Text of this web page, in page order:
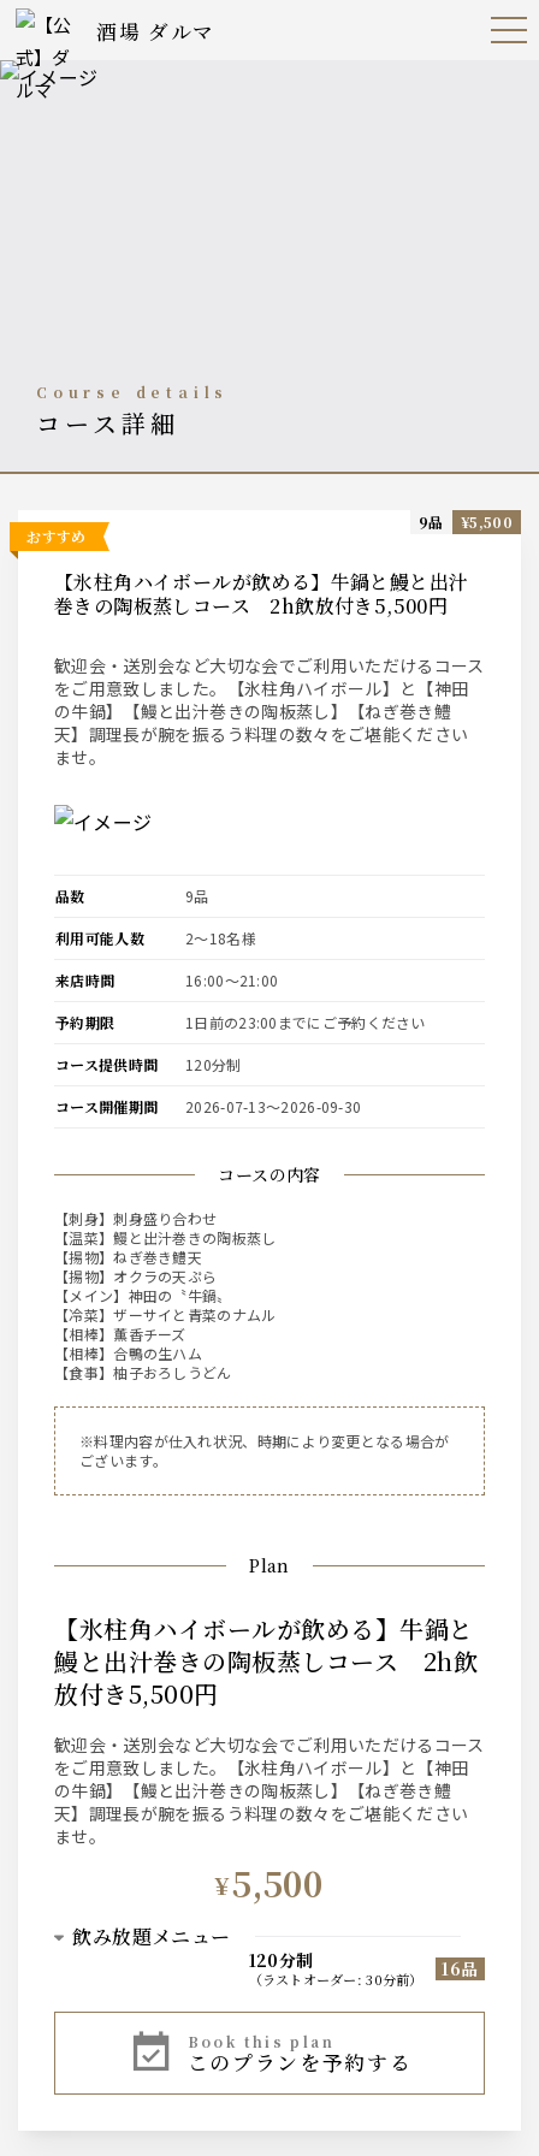
酒場 ダルマ Open
Navig
course details
コース詳細
おすすめ
【氷柱角ハイボールが飲める】牛鍋と鰻と出汁
巻きの陶板蒸しコース 2h飲放付き5,500円
歓迎会・送別会など大切な会でご利用いただけるコース
をご用意致しました。【氷柱角ハイボール】と【神田
の牛鍋】【鰻と出汁巻きの陶板蒸し】【ねぎ巻き鱧
天】調理長が腕を振るう料理の数々をご堪能ください
ませ。
9品 ¥5,500
コースの内容
【刺身】刺身盛り合わせ
【温菜】鰻と出汁巻きの陶板蒸し
【揚物】ねぎ巻き鱧天
【揚物】オクラの天ぷら
【メイン】神田の〝牛鍋〟
【冷菜】ザーサイと青菜のナムル
【相棒】薫香チーズ
【相棒】合鴨の生ハム
【食事】柚子おろしうどん
※料理内容が仕入れ状況、時期により変更となる場合が
ございます。
品数 9品
利用可能人数 2〜18名様
来店時間 16:00〜21:00
予約期限 1日前の23:00までにご予約ください
コース提供時間 120分制
コース開催期間 2026-07-13〜2026-09-30
Plan
【氷柱角ハイボールが飲める】牛鍋と
鰻と出汁巻きの陶板蒸しコース 2h飲
放付き5,500円
歓迎会・送別会など大切な会でご利用いただけるコース
をご用意致しました。【氷柱角ハイボール】と【神田
の牛鍋】【鰻と出汁巻きの陶板蒸し】【ねぎ巻き鱧
天】調理長が腕を振るう料理の数々をご堪能ください
ませ。
¥5,500
飲み放題メニュー
120分制
（ ラストオーダー:30分前） 16品
ウィスキー
氷柱ハイボールセット【角・氷柱・ソーダ・天然水】
book this plan
このプランを予約する